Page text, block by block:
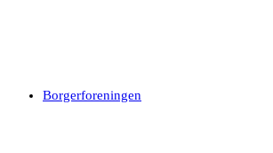
Borgerforeningen